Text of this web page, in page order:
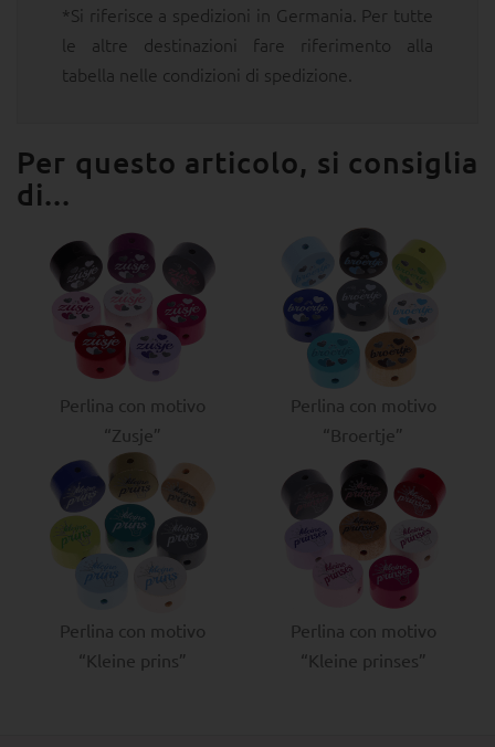
*Si riferisce a spedizioni in Germania. Per tutte
le altre destinazioni fare riferimento alla
tabella nelle condizioni di spedizione.
Per questo articolo, si consiglia
di...
Perlina con motivo
“Zusje”
Perlina con motivo
“Broertje”
Perlina con motivo
“Kleine prins”
Perlina con motivo
“Kleine prinses”